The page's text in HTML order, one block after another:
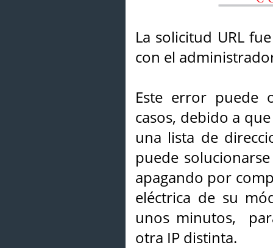
La solicitud URL
con el
Este error puede
casos, debido a
una lista de
puede
apagando por
eléctrica de su
unos minutos,
otra IP distinta.